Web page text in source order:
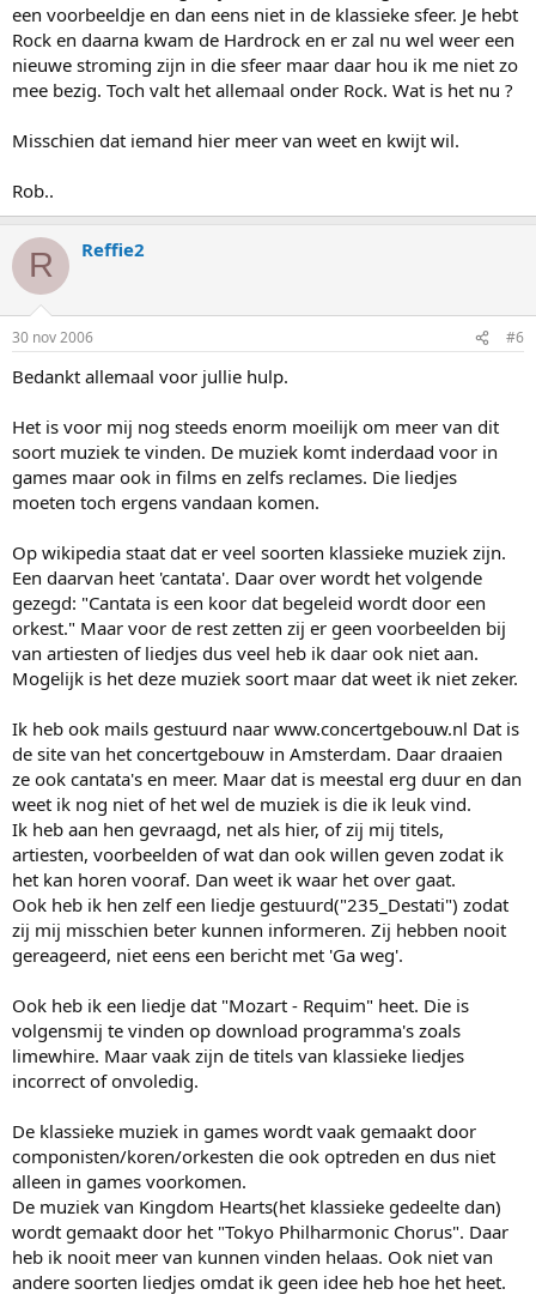
een voorbeeldje en dan eens niet in de klassieke sfeer. Je hebt
Rock en daarna kwam de Hardrock en er zal nu wel weer een
nieuwe stroming zijn in die sfeer maar daar hou ik me niet zo
mee bezig. Toch valt het allemaal onder Rock. Wat is het nu ?
Misschien dat iemand hier meer van weet en kwijt wil.
Rob..
R Reffie2
30 nov 2006 #6
Bedankt allemaal voor jullie hulp.
Het is voor mij nog steeds enorm moeilijk om meer van dit
soort muziek te vinden. De muziek komt inderdaad voor in
games maar ook in films en zelfs reclames. Die liedjes
moeten toch ergens vandaan komen.
Op wikipedia staat dat er veel soorten klassieke muziek zijn.
Een daarvan heet 'cantata'. Daar over wordt het volgende
gezegd: "Cantata is een koor dat begeleid wordt door een
orkest." Maar voor de rest zetten zij er geen voorbeelden bij
van artiesten of liedjes dus veel heb ik daar ook niet aan.
Mogelijk is het deze muziek soort maar dat weet ik niet zeker.
Ik heb ook mails gestuurd naar www.concertgebouw.nl Dat is
de site van het concertgebouw in Amsterdam. Daar draaien
ze ook cantata's en meer. Maar dat is meestal erg duur en dan
weet ik nog niet of het wel de muziek is die ik leuk vind.
Ik heb aan hen gevraagd, net als hier, of zij mij titels,
artiesten, voorbeelden of wat dan ook willen geven zodat ik
het kan horen vooraf. Dan weet ik waar het over gaat.
Ook heb ik hen zelf een liedje gestuurd("235_Destati") zodat
zij mij misschien beter kunnen informeren. Zij hebben nooit
gereageerd, niet eens een bericht met 'Ga weg'.
Ook heb ik een liedje dat "Mozart - Requim" heet. Die is
volgensmij te vinden op download programma's zoals
limewhire. Maar vaak zijn de titels van klassieke liedjes
incorrect of onvoledig.
De klassieke muziek in games wordt vaak gemaakt door
componisten/koren/orkesten die ook optreden en dus niet
alleen in games voorkomen.
De muziek van Kingdom Hearts(het klassieke gedeelte dan)
wordt gemaakt door het "Tokyo Philharmonic Chorus". Daar
heb ik nooit meer van kunnen vinden helaas. Ook niet van
andere soorten liedjes omdat ik geen idee heb hoe het heet.